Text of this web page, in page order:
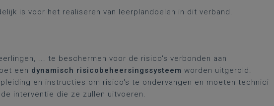
is voor het realiseren van leerplandoelen in dit verband.
... te beschermen voor de risico's verbonden aan
een dynamisch risicobeheersingssysteem worden uitgerold.
en instructies om risico's te ondervangen en moeten technici
interventie die ze zullen uitvoeren.